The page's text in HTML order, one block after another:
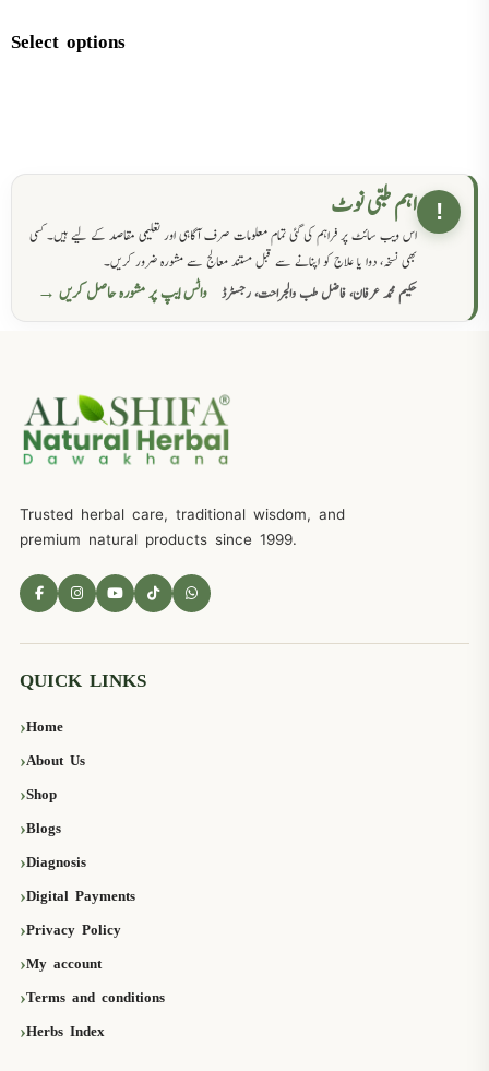
Select options
! اہم طبی نوٹ
اس ویب سائٹ پر فراہم کی گئی تمام معلومات صرف آگاہی اور تعلیمی مقاصد کے لیے ہیں۔ کسی
بھی نسخہ، دوا یا علاج کو اپنانے سے قبل مستند معالج سے مشورہ ضرور کریں۔
حکیم محمد عرفان، فاضل طب والجراحت، رجسٹرڈ
واٹس ایپ پر مشورہ حاصل کریں →
Trusted herbal care, traditional wisdom, and
premium natural products since 1999.
QUICK LINKS
Home
About Us
Shop
Blogs
Diagnosis
Digital Payments
Privacy Policy
My account
Terms and conditions
Herbs Index